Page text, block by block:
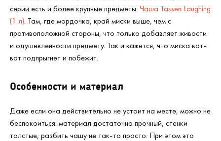
серии есть и более крупные предметы: Чаша Tassen Laughing
(1 л). Там, где мордочка, край миски выше, чем с
противоположной стороны, что только добавляет живости
и одушевленности предмету. Так и кажется, что миска вот-
вот подпрыгнет и побежит.
Особенности и материал
Даже если она действительно не устоит на месте, можно не
беспокоиться: материал достаточно прочный, стенки
толстые, разбить чашу не так-то просто. При этом это